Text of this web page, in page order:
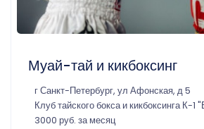
Муай-тай и кикбоксинг
г Санкт-Петербург, ул Афонская, д 5
Клуб тайского бокса и кикбоксинга К-1
3000 руб. за месяц